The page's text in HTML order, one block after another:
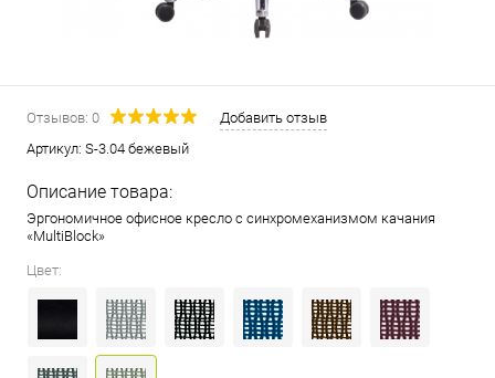
Отзывов: 0
Добавить отзыв
Артикул: S-3.04 бежевый
Описание товара:
Эргономичное офисное кресло с синхромеханизмом качания
«MultiBlock»
Цвет: